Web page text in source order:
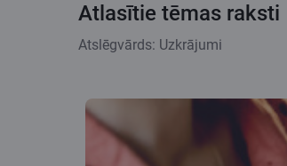
Atlasītie tēmas raksti
Atslēgvārds: Uzkrājumi